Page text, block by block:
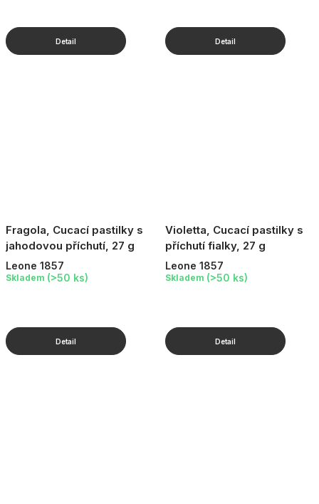
Fragola, Cucací pastilky s
jahodovou příchutí, 27 g
Leone 1857
Skladem (>50 ks)
Violetta, Cucací pastilky s
příchutí fialky, 27 g
Leone 1857
Skladem (>50 ks)